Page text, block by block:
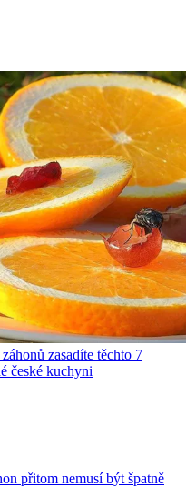
zasadíte těchto 7
české kuchyni
přitom nemusí být špatně